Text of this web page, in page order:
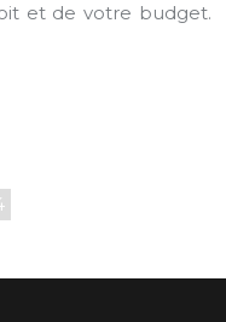
et de votre budget.